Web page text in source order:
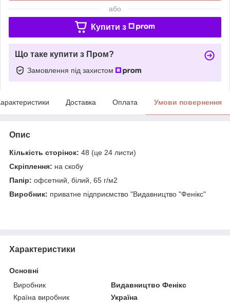
або
Купити з
Що таке купити з Пром?
Замовлення під захистом
Доставка Оплата Умови повернення
Опис
Кількість сторінок: 48 (це 24 листи)
Скріплення: на скобу
Папір: офсетний, білий, 65 г/м2
Виробник: приватне підприємство "Видавництво "Фенікс"
Характеристики
Основні
Виробник
Видавництво Фенікс
Країна виробник
Україна